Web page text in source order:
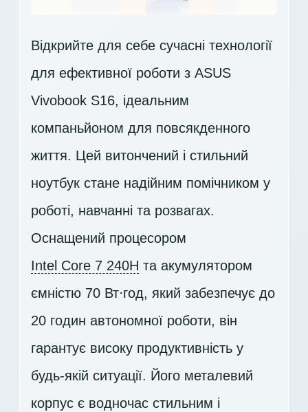
Відкрийте для себе сучасні технології
для ефективної роботи з ASUS
Vivobook S16, ідеальним
компаньйоном для повсякденного
життя. Цей витончений і стильний
ноутбук стане надійним помічником у
роботі, навчанні та розвагах.
Оснащений процесором
Intel Core 7 240H та акумулятором
ємністю 70 Вт⋅год, який забезпечує до
20 годин автономної роботи, він
гарантує високу продуктивність у
будь-якій ситуації. Його металевий
корпус є водночас стильним і